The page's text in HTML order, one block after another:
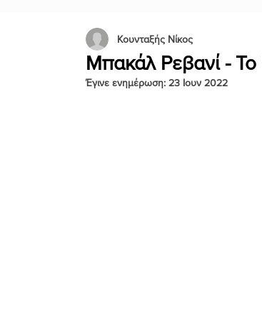
Ελληνικές Συνταγές Έτοιμα μείγματα
Μπακάλ Ρεβανί -
Κουνταξής Νίκος
Έγινε ενημέρωση: 23 Ιουν 2022